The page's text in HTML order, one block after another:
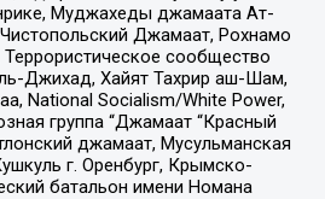
Муджахеды джамаата Ат-
Джамаат, Рохнамо
сообщество
Джихад, Хайят Тахрир аш-Шам,
National Socialism/White Power,
группа “Джамаат “Красный
джамаат, Мусульманская
г. Оренбург, Крымско-
батальон имени Номана